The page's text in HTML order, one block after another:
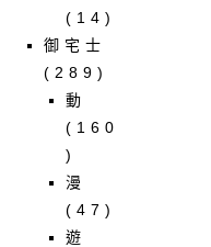
(14)
御宅士
(289)
動
(160
)
漫
(47)
遊